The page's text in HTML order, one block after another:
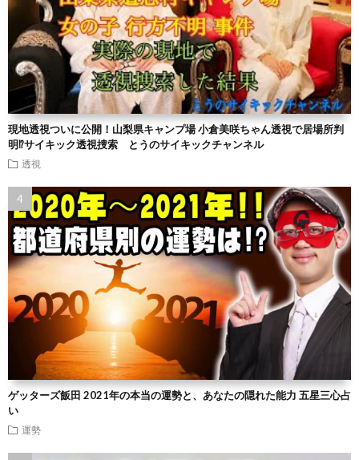
現地透視ついに公開！山梨県キャンプ場 小倉美咲ちゃん透視で居場所判
明⁉︎サイキック透視捜索 とうのサイキックチャンネル
透視
ゲッターズ飯田 2021年の本当の運勢と、あなたの隠れた能力 五星三心占
い
運勢